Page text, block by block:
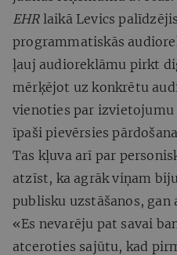
EHRlaikā Levics
programmatiskās
ļauj audioreklāmu pirkt
mērķējot uz konkrētu
vienoties par izvietojumu
īpaši pievērsies
Tas kļuva arī par
atzīst, ka agrāk viņam
publisku uzstāšanos, gan
«Es nevarēju pat savai
atceroties sajūtu, kad